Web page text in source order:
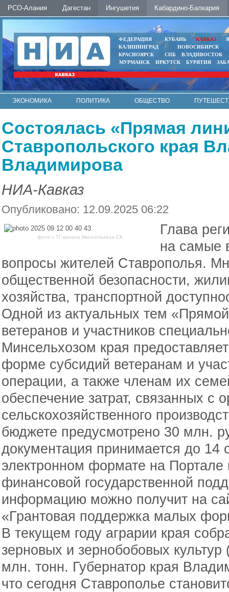
РСО-Алания Дагестан Ингушетия Кабардино-Балкария
ФЕДЕРАЦИЯ КУБАНЬ КАВКАЗ
КАЛИНИНГРАД
НОВОСИБИРСК
КРАСНОЯРСК
СПБ
ВЛАДИВОСТОК
МУРМАНСК
ИРКУТСК БУРЯТИЯ
ЭКОНОМИКА ПОЛИТИКА ОБЩЕСТВО
Состоялась «Прямая
Ставропольского края
Владимирова
НИА-Кавказ
Опубликовано: 12.09.2025 06:22
фото с ТГ-канала Минсельхоза СК.
Глава
на самые
вопросы жителей Ставрополья.
общественной безопасности,
хозяйства, транспортной
Одной из актуальных тем
ветеранов и участников
Минсельхозом края
форме субсидий ветеранам и
операции, а также членам их
обеспечение затрат, связанных с
сельскохозяйственного
бюджете предусмотрено 30 млн.
документация принимается до 14
электронном формате на Портале
финансовой государственной
информацию можно получит на
«Грантовая поддержка малых
В текущем году аграрии края
зерновых и зернобобовых культур
млн. тонн. Губернатор края
что сегодня Ставрополье